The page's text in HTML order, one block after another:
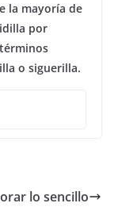
la mayoría de
por
o siguerilla.
lo sencillo